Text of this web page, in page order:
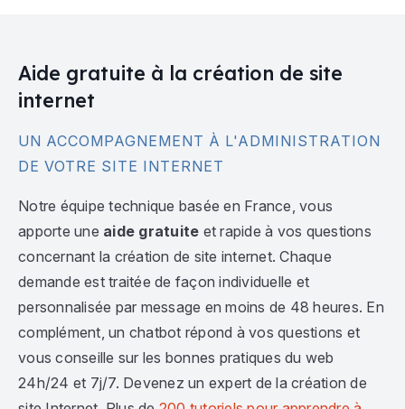
Aide gratuite à la création de site
internet
UN ACCOMPAGNEMENT À L'ADMINISTRATION
DE VOTRE SITE INTERNET
Notre équipe technique basée en France, vous
apporte une aide gratuite et rapide à vos questions
concernant la création de site internet. Chaque
demande est traitée de façon individuelle et
personnalisée par message en moins de 48 heures. En
complément, un chatbot répond à vos questions et
vous conseille sur les bonnes pratiques du web
24h/24 et 7j/7. Devenez un expert de la création de